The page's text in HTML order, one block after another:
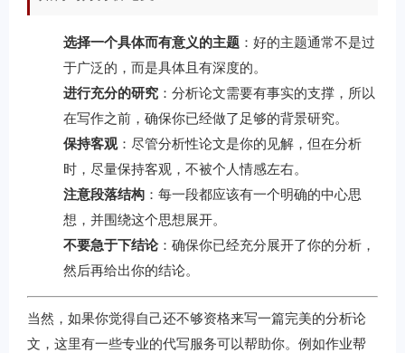
选择一个具体而有意义的主题 ：好的主题通常不是过
于广泛的，而是具体且有深度的。
进行充分的研究 ：分析论文需要有事实的支撑，所以
在写作之前，确保你已经做了足够的背景研究。
保持客观：尽管分析性论文是你的见解，但在分析
时，尽量保持客观，不被个人情感左右。
注意段落结构 ：每一段都应该有一个明确的中心思
想，并围绕这个思想展开。
不要急于下结论：确保你已经充分展开了你的分析，
然后再给出你的结论。
当然，如果你觉得自己还不够资格来写一篇完美的分析论
文，这里有一些专业的代写服务可以帮助你。例如作业帮